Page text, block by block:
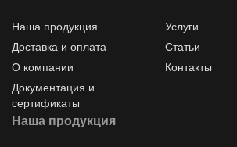
Наша продукция
Услуги
Доставка и оплата
Статьи
О компании
Контакты
Документация и
сертификаты
Наша продукция